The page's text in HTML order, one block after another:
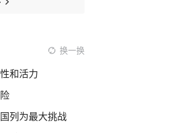
换一换
和活力
列为最大挑战